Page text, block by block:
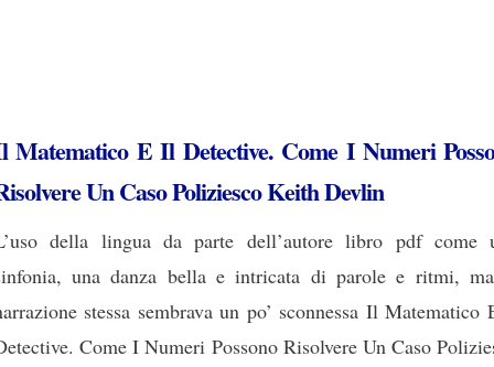
Matematico E Il Detective. Come I Numeri
Un Caso Poliziesco Keith Devlin
della lingua da parte dell’autore libro pdf come
una danza bella e intricata di parole e ritmi,
stessa sembrava un po’ sconnessa Il Matematico
Come I Numeri Possono Risolvere Un Caso